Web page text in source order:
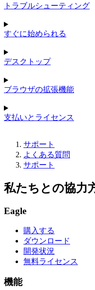
トラブルシューティング
すぐに始められる
デスクトップ
ブラウザの拡張機能
支払いとライセンス
サポート
よくある質問
サポート
私たちとの協力
Eagle
購入する
ダウンロード
開発状況
無料ライセンス
機能